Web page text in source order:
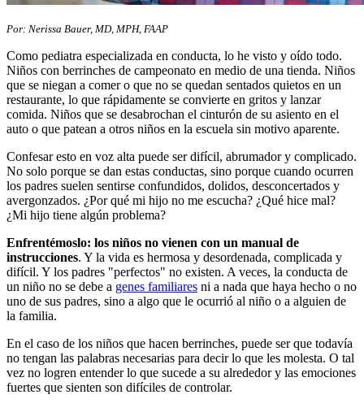
Por: Nerissa Bauer, MD, MPH, FAAP
Como pediatra especializada en conducta, lo he visto y oído todo.
Niños con berrinches de campeonato en medio de una tienda. Niños
que se niegan a comer o que no se quedan sentados quietos en un
restaurante, lo que rápidamente se convierte en gritos y lanzar
comida. Niños que se desabrochan el cinturón de su asiento en el
auto o que patean a otros niños en la escuela sin motivo aparente.
Confesar esto en voz alta puede ser difícil, abrumador y complicado.
No solo porque se dan estas conductas, sino porque cuando ocurren
los padres suelen sentirse confundidos, dolidos, desconcertados y
avergonzados. ¿Por qué mi hijo no me escucha? ¿Qué hice mal?
¿Mi hijo tiene algún problema?
Enfrentémoslo: los niños no vienen con un manual de
instrucciones. Y la vida es hermosa y desordenada, complicada y
difícil. Y los padres "perfectos" no existen. A veces, la conducta de
un niño no se debe a genes familiares ni a nada que haya hecho o no
uno de sus padres, sino a algo que le ocurrió al niño o a alguien de
la familia.
En el caso de los niños que hacen berrinches, puede ser que todavía
no tengan las palabras necesarias para decir lo que les molesta. O tal
vez no logren entender lo que sucede a su alrededor y las emociones
fuertes que sienten son difíciles de controlar.